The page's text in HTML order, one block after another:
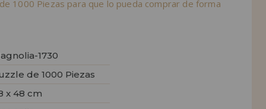
1000 Piezas para que lo pueda comprar de forma
1730
de 1000 Piezas
x 48 cm